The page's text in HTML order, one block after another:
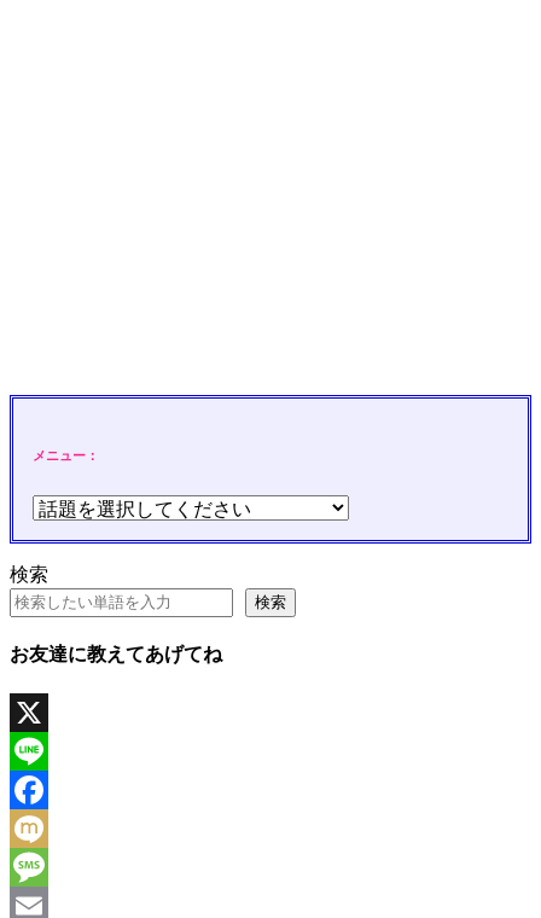
メニュー：
検索
検索
お友達に教えてあげてね
X
Line
Facebook
Mixi
Message